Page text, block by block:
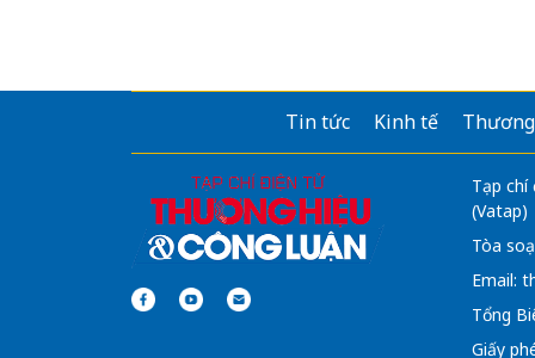
Tin tức Kinh tế
Tạp chí
(Vatap)
Tòa
Email:
Tổng
Giấy